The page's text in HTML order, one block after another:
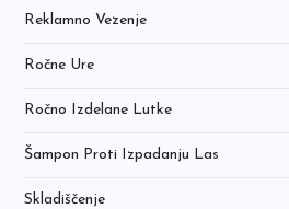
Reklamno Vezenje
Ročne Ure
Ročno Izdelane Lutke
Šampon Proti Izpadanju Las
Skladiščenje